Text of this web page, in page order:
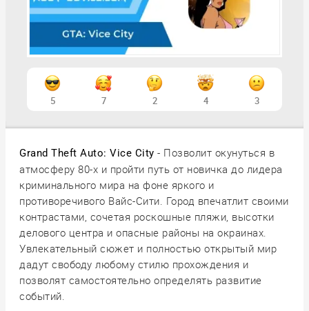
5 7 2 4 3
Grand Theft Auto: Vice City - Позволит окунуться в
атмосферу 80-х и пройти путь от новичка до лидера
криминального мира на фоне яркого и
противоречивого Вайс-Сити. Город впечатлит своими
контрастами, сочетая роскошные пляжи, высотки
делового центра и опасные районы на окраинах.
Увлекательный сюжет и полностью открытый мир
дадут свободу любому стилю прохождения и
позволят самостоятельно определять развитие
событий.